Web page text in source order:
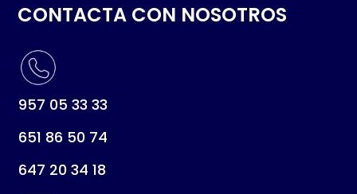
CONTACTA CON NOSOTROS
957 05 33 33
651 86 50 74
647 20 34 18